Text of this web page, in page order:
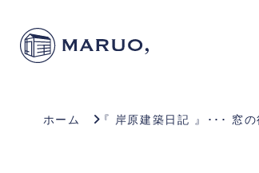
ホーム 『 岸原建築日記 』･･･ 窓の